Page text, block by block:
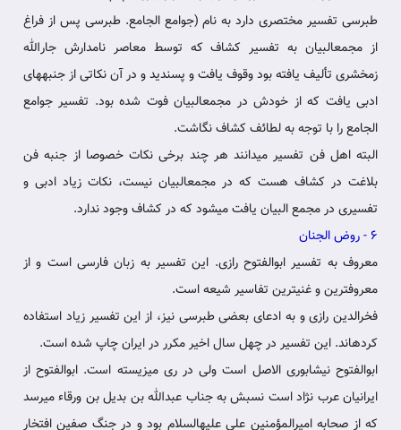
طبرسی تفسیر مختصری دارد به نام (جوامع الجامع. طبرسی‏ پس از فراغ
از مجمع‏البیان به تفسیر کشاف که توسط معاصر نامدارش‏ جارالله
زمخشری تألیف یافته بود وقوف یافت و پسندید و در آن نکاتی از جنبه‏های
ادبی یافت که از خودش در مجمع‏البیان فوت شده بود. تفسیر جوامع
الجامع را با توجه به لطائف کشاف نگاشت.
البته اهل فن تفسیر می‏دانند هر چند برخی نکات خصوصا از جنبه فن
بلاغت‏ در کشاف هست که در مجمع‏البیان نیست، نکات زیاد ادبی و
تفسیری در مجمع البیان یافت می‏شود که در کشاف وجود ندارد.
6 - روض الجنان
معروف به تفسیر ابوالفتوح رازی. این تفسیر به زبان‏ فارسی است و از
معروفترین و غنی‏ترین تفاسیر شیعه است.
فخرالدین رازی و به ادعای بعضی طبرسی نیز، از این تفسیر زیاد استفاده
کرده‏اند. این تفسیر در چهل‏ سال اخیر مکرر در ایران چاپ شده است.
ابوالفتوح نیشابوری الاصل است‏ ولی در ری می‏زیسته است. ابوالفتوح از
ایرانیان عرب نژاد است نسبش به‏ جناب عبدالله بن بدیل بن ورقاء می‏رسد
که از صحابه امیرالمؤمنین علی‏ علیه‏السلام بود و در جنگ صفین افتخار